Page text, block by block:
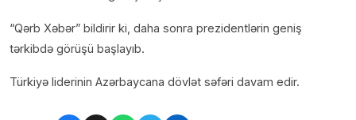
“Qərb Xəbər” bildirir ki, daha sonra prezidentlərin geniş
tərkibdə görüşü başlayıb.
Türkiyə liderinin Azərbaycana dövlət səfəri davam edir.